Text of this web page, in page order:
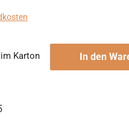
Wert ein oder benutze
Karton In den